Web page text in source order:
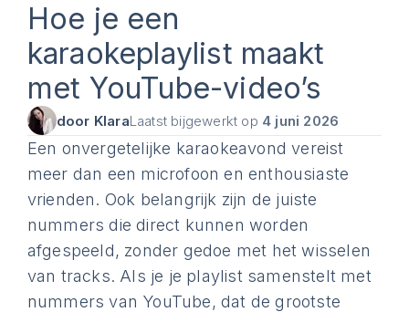
Hoe je een
karaokeplaylist maakt
met YouTube-video’s
door KlaraLaatst bijgewerkt op 4 juni 2026
Een onvergetelijke karaokeavond vereist
meer dan een microfoon en enthousiaste
vrienden. Ook belangrijk zijn de juiste
nummers die direct kunnen worden
afgespeeld, zonder gedoe met het wisselen
van tracks. Als je je playlist samenstelt met
nummers van YouTube, dat de grootste